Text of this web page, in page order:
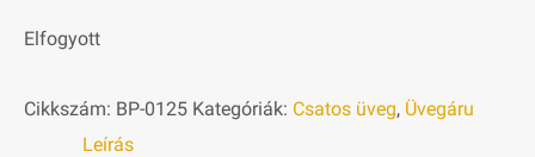
Elfogyott
Cikkszám: BP-0125 Kategóriák: Csatos üveg, Üvegáru
Leírás